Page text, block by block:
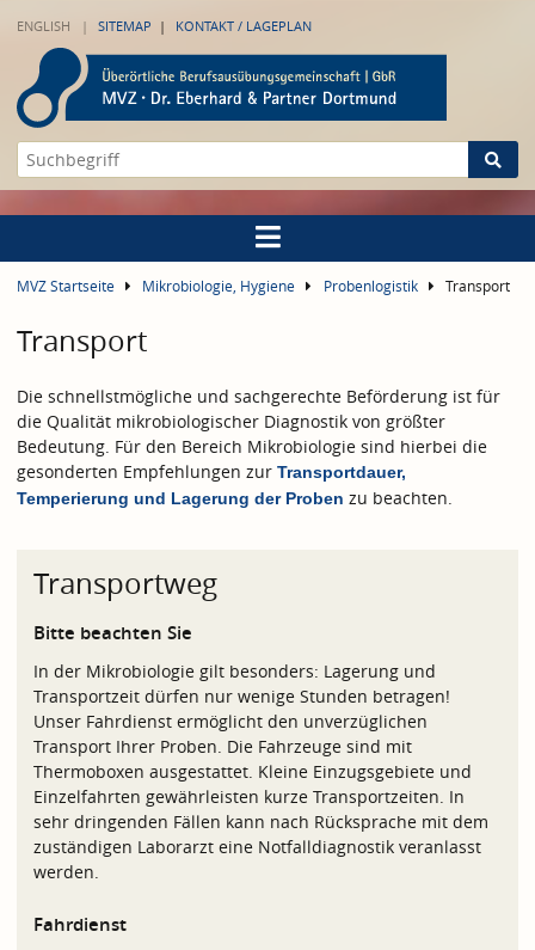
ENGLISH SITEMAP KONTAKT / LAGEPLAN
MVZ Startseite Mikrobiologie, Hygiene Probenlogistik Transport
Transport
Die schnellstmögliche und sachgerechte Beförderung ist für
die Qualität mikrobiologischer Diagnostik von größter
Bedeutung. Für den Bereich Mikrobiologie sind hierbei die
gesonderten Empfehlungen zur Transportdauer,
Temperierung und Lagerung der Proben zu beachten.
Transportweg
Bitte beachten Sie
In der Mikrobiologie gilt besonders: Lagerung und
Transportzeit dürfen nur wenige Stunden betragen!
Unser Fahrdienst ermöglicht den unverzüglichen
Transport Ihrer Proben. Die Fahrzeuge sind mit
Thermoboxen ausgestattet. Kleine Einzugsgebiete und
Einzelfahrten gewährleisten kurze Transportzeiten. In
sehr dringenden Fällen kann nach Rücksprache mit dem
zuständigen Laborarzt eine Notfalldiagnostik veranlasst
werden.
Fahrdienst